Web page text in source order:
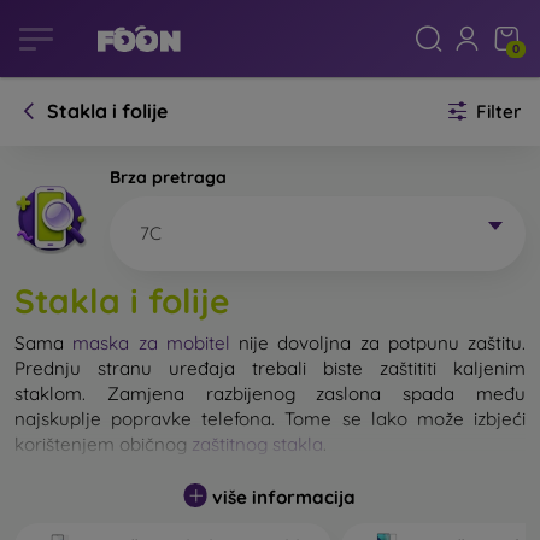
0
Stakla i folije Filter
Brza pretraga
7C
Stakla i folije
Sama maska za mobitel nije dovoljna za potpunu zaštitu.
Prednju stranu uređaja trebali biste zaštititi kaljenim
staklom. Zamjena razbijenog zaslona spada među
najskuplje popravke telefona. Tome se lako može izbjeći
korištenjem običnog zaštitnog stakla
Nerazbijivo staklo za mobitel ne postoji, ali u većini slučajeva
više informacija